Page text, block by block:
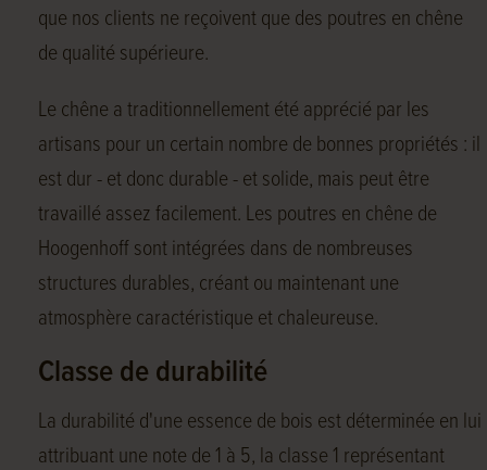
que nos clients ne reçoivent que des poutres en chêne
de qualité supérieure.
Le chêne a traditionnellement été apprécié par les
artisans pour un certain nombre de bonnes propriétés : il
est dur - et donc durable - et solide, mais peut être
travaillé assez facilement. Les poutres en chêne de
Hoogenhoff sont intégrées dans de nombreuses
structures durables, créant ou maintenant une
atmosphère caractéristique et chaleureuse.
Classe de durabilité
La durabilité d'une essence de bois est déterminée en lui
attribuant une note de 1 à 5, la classe 1 représentant